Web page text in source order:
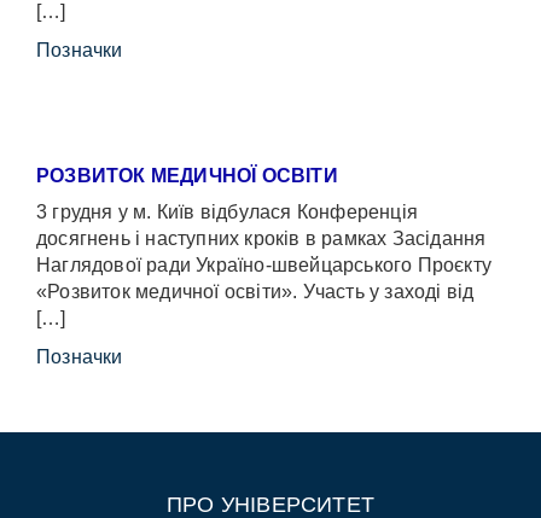
[…]
Позначки
РОЗВИТОК МЕДИЧНОЇ ОСВІТИ
3 грудня у м. Київ відбулася Конференція
досягнень і наступних кроків в рамках Засідання
Наглядової ради Україно-швейцарського Проєкту
«Розвиток медичної освіти». Участь у заході від
[…]
Позначки
ПРО УНІВЕРСИТЕТ